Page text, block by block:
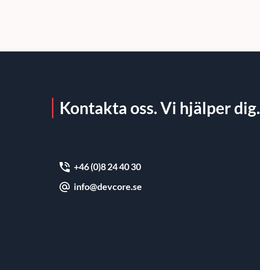
Kontakta oss. Vi hjälper dig.
+46 (0)8 24 40 30
info@devcore.se